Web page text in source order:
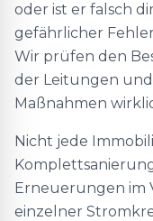
oder ist er falsch
gefährlicher
Wir prüfen den
der Leitungen
Maßnahmen
Nicht jede
Erneuerungen im
einzelner